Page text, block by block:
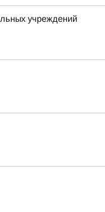
учреждений